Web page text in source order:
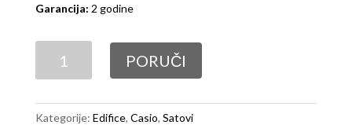
Garancija: 2 godine
Edifice
552D-
1A3VUDF
PORUČI
Kategorije: Edifice, Casio, Satovi